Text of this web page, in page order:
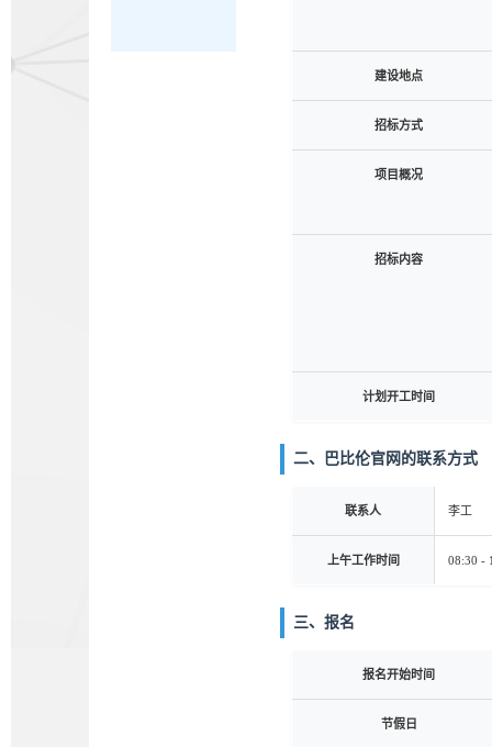
建设地点
招标方式
项目概况
招标内容
计划开工时间
二、巴比伦官网的联系方式
联系人 李工
上午工作时间 08:30 -
三、报名
报名开始时间
节假日